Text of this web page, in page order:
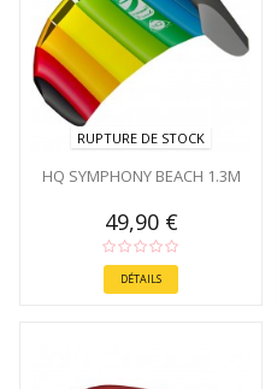
RUPTURE DE STOCK
HQ SYMPHONY BEACH 1.3M
49,90 €
DÉTAILS